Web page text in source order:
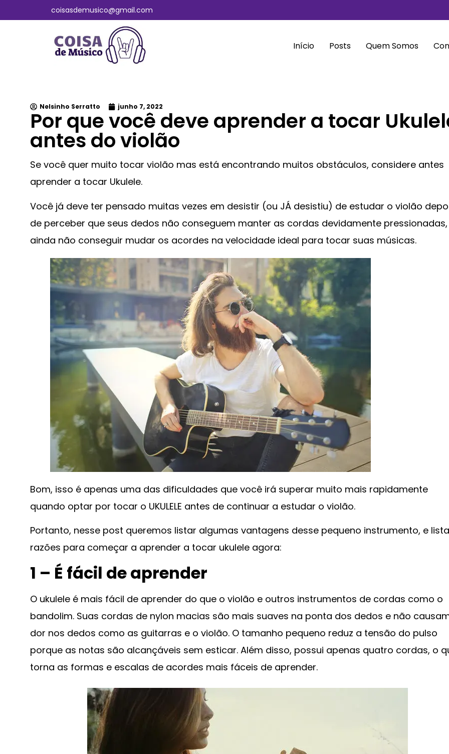
coisasdemusico@gmail.com
Início Posts Quem Somos
Nelsinho Serratto junho 7, 2022
Por que você deve aprender a tocar
antes do violão
Se você quer muito tocar violão mas está encontrando muitos obstáculos, considere antes
aprender a tocar Ukulele.
Você já deve ter pensado muitas vezes em desistir (ou JÁ desistiu) de estudar o violão
de perceber que seus dedos não conseguem manter as cordas devidamente
ainda não conseguir mudar os acordes na velocidade ideal para tocar suas músicas.
Bom, isso é apenas uma das dificuldades que você irá superar muito mais rapidamente
quando optar por tocar o UKULELE antes de continuar a estudar o violão.
Portanto, nesse post queremos listar algumas vantagens desse pequeno instrumento, e
razões para começar a aprender a tocar ukulele agora:
1 – É fácil de aprender
O ukulele é mais fácil de aprender do que o violão e outros instrumentos de cordas como o
bandolim. Suas cordas de nylon macias são mais suaves na ponta dos dedos e não
dor nos dedos como as guitarras e o violão. O tamanho pequeno reduz a tensão do pulso
porque as notas são alcançáveis ​​sem esticar. Além disso, possui apenas quatro cordas, o
torna as formas e escalas de acordes mais fáceis de aprender.